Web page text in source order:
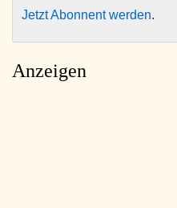
Jetzt Abonnent werden.
Anzeigen